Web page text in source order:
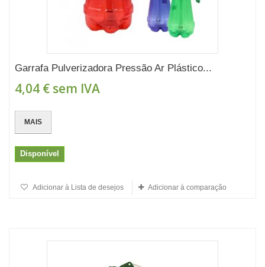
Garrafa Pulverizadora Pressão Ar Plástico...
4,04 € sem IVA
MAIS
Disponível
Adicionar à Lista de desejos Adicionar à comparação